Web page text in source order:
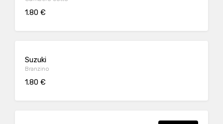
1.80 €
Suzuki
Branzino
1.80 €